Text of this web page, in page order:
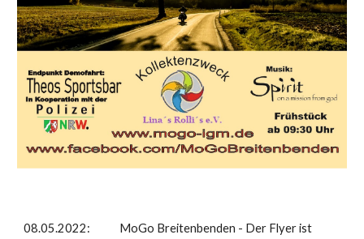
08.05.2022: MoGo Breitenbenden - Der Flyer ist